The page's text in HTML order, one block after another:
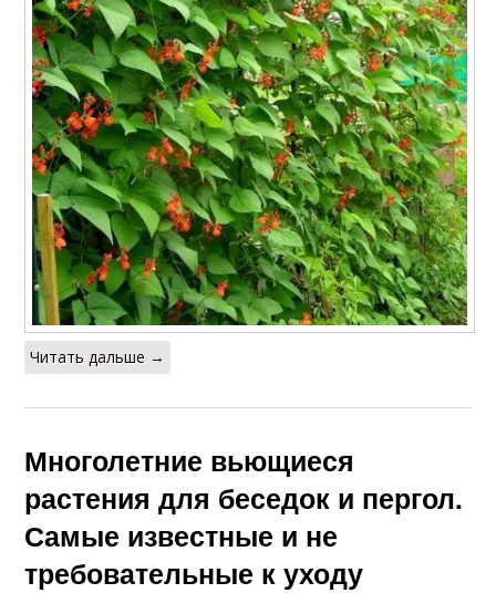
Читать дальше →
Многолетние вьющиеся
растения для беседок и пергол.
Самые известные и не
требовательные к уходу